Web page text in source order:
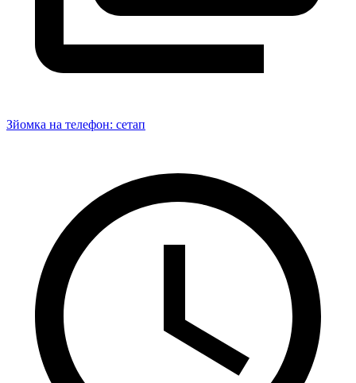
Зйомка на телефон: сетап